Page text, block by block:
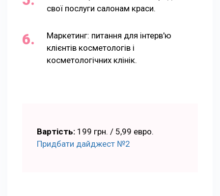
свої послуги салонам краси.
Маркетинг: питання для інтерв'ю
клієнтів косметологів і
косметологічних клінік.
Вартість: 199 грн. / 5,99 евро.
Придбати дайджест №2